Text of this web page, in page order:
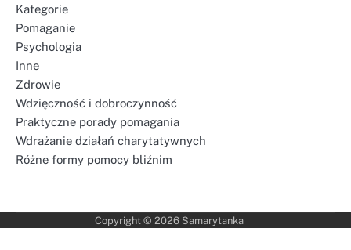
Kategorie
Pomaganie
Psychologia
Inne
Zdrowie
Wdzięczność i dobroczynność
Praktyczne porady pomagania
Wdrażanie działań charytatywnych
Różne formy pomocy bliźnim
Copyright © 2026 Samarytanka